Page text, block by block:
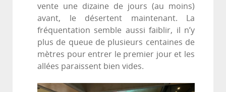
vente une dizaine de jours (au moins)
avant, le désertent maintenant. La
fréquentation semble aussi faiblir, il n’y
plus de queue de plusieurs centaines de
mètres pour entrer le premier jour et les
allées paraissent bien vides.